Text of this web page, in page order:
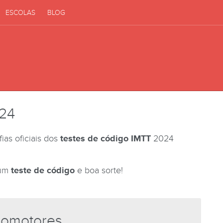
ESCOLAS BLOG
oficiais dos testes de código IMTT 2024
teste de código e boa sorte!